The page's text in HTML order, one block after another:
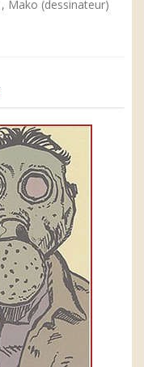
, Mako (dessinateur)